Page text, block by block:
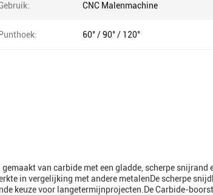
CNC Malenmachine
Punthoek: 60° / 90° / 120°
van carbide met een gladde, scherpe snijrand
in vergelijking met andere metalenDe scherpe
keuze voor langetermijnprojecten.De Carbide-